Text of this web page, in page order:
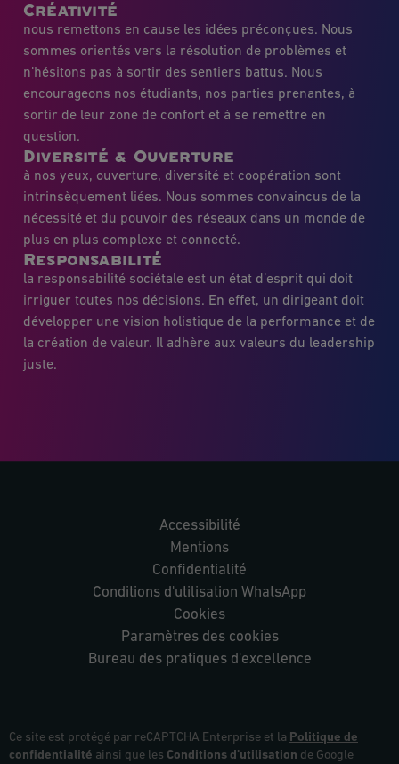
Créativité
nous remettons en cause les idées préconçues. Nous
sommes orientés vers la résolution de problèmes et
n’hésitons pas à sortir des sentiers battus. Nous
encourageons nos étudiants, nos parties prenantes, à
sortir de leur zone de confort et à se remettre en
question.
Diversité & Ouverture
à nos yeux, ouverture, diversité et coopération sont
intrinsèquement liées. Nous sommes convaincus de la
nécessité et du pouvoir des réseaux dans un monde de
plus en plus complexe et connecté.
Responsabilité
la responsabilité sociétale est un état d’esprit qui doit
irriguer toutes nos décisions. En effet, un dirigeant doit
développer une vision holistique de la performance et de
la création de valeur. Il adhère aux valeurs du leadership
juste.
Accessibilité
Mentions
Confidentialité
Conditions d'utilisation WhatsApp
Cookies
Paramètres des cookies
Bureau des pratiques d'excellence
Ce site est protégé par reCAPTCHA Enterprise et la Politique de
confidentialité ainsi que les Conditions d’utilisation de Google